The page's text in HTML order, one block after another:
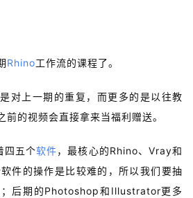
Rhino工作流的课程了。
对上一期的重复，而更多的是以往教
的视频会直接拿来当福利赠送。
四五个软件，最核心的Rhino、Vray和
件的操作是比较难的，所以我们要抽
后期的Photoshop和Illustrator更多